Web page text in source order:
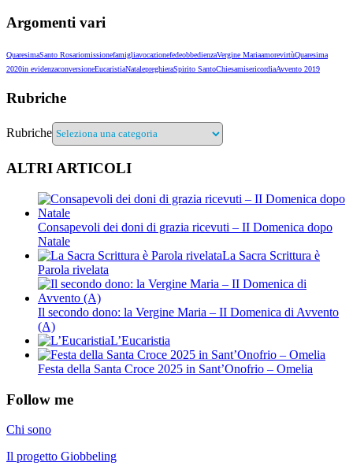
Argomenti vari
QuaresimaSanto RosariomissionefamigliavocazionefedeobbedienzaVergine MariaamorevirtùQuaresima
2020in evidenzaconversioneEucaristiaNatalepreghieraSpirito SantoChiesamisericordiaAvvento 2019
Rubriche
Rubriche
ALTRI ARTICOLI
Consapevoli dei doni di grazia ricevuti – II Domenica dopo
Natale
La Sacra Scrittura è
Parola rivelata
Il secondo dono: la Vergine Maria – II Domenica di Avvento
(A)
L’Eucaristia
Festa della Santa Croce 2025 in Sant’Onofrio – Omelia
Follow me
Chi sono
Il progetto Giobbeling